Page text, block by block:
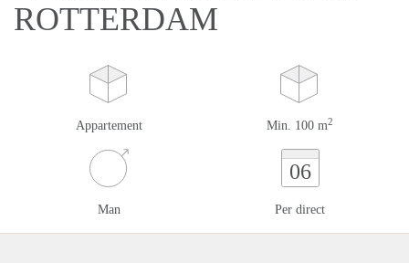
ROTTERDAM
Appartement Min. 100 m2
Man
06
Per direct